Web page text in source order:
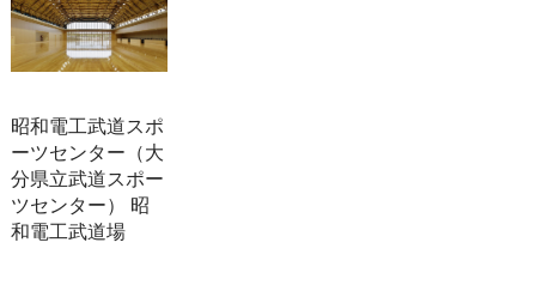
昭和電工武道スポ
ーツセンター（大
分県立武道スポー
ツセンター） 昭
和電工武道場